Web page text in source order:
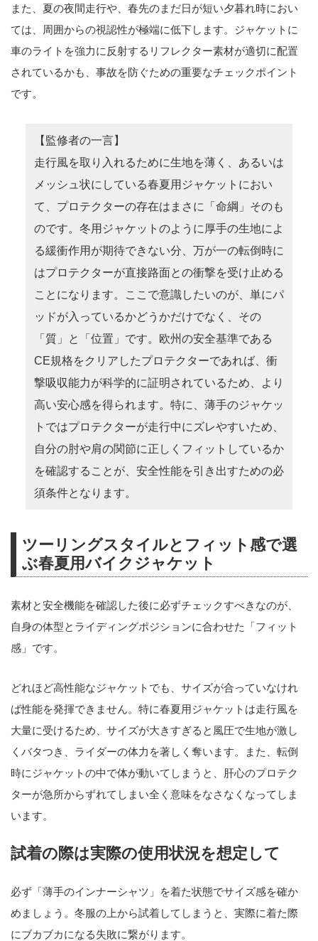
また、夏の夜間走行や、春先のまだ日が短い夕暮れ時におい
ては、周囲からの視認性が極端に低下します。ジャケットに
車のライトを強力に反射するリフレクター素材が適切に配置
されているかも、事故を防ぐための重要なチェックポイント
です。
【監修者の一言】
走行風を取り入れるために生地を薄く、あるいは
メッシュ状にしている春夏用ジャケットにおい
て、プロテクターの存在はまさに「命綱」そのも
のです。冬用ジャケットのように厚手の生地によ
る緩衝作用が期待できない分、万が一の転倒時に
はプロテクターが直接路面との衝撃を受け止める
ことになります。ここで意識したいのが、単にパ
ッドが入っているかどうかだけでなく、その
「質」と「位置」です。欧州の安全基準である
CE規格をクリアしたプロテクターであれば、衝
撃吸収能力が科学的に証明されているため、より
高い安心感を得られます。特に、薄手のジャケッ
トではプロテクターが走行中にズレやすいため、
自分の肘や肩の関節に正しくフィットしているか
を確認することが、安全性能を引き出すための必
須条件となります。
ツーリングスタイルとフィット感で選
ぶ春夏用バイクジャケット
素材と安全機能を確認した後に必ずチェックすべきなのが、
自身の体型とライディングポジションに合わせた「フィット
感」です。
どれほど高性能なジャケットでも、サイズが合っていなけれ
ば性能を発揮できません。特に春夏用ジャケットは走行風を
大量に受けるため、サイズが大きすぎると風圧で生地が激し
くバタつき、ライダーの体力を著しく奪います。また、転倒
時にジャケットの中で体が動いてしまうと、肝心のプロテク
ターが急所からずれてしまい全く意味をなさなくなってしま
います。
試着の際は実際の使用状況を想定して
必ず「薄手のインナーシャツ」を着た状態でサイズ感を確か
めましょう。冬服の上から試着してしまうと、実際に着た際
にブカブカになる失敗に繋がります。